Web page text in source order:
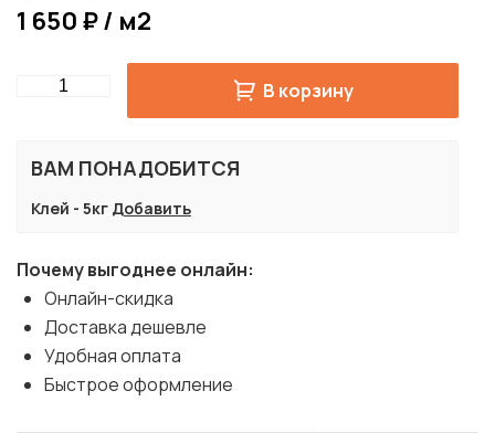
1 650 ₽ / м2
Quantity В корзину
ВАМ ПОНАДОБИТСЯ
Клей - 5кг Добавить
Почему выгоднее онлайн:
Онлайн-скидка
Доставка дешевле
Удобная оплата
Быстрое оформление